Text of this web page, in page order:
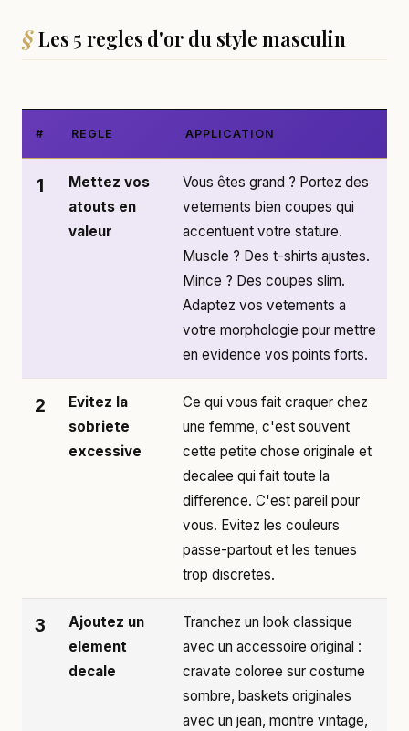
Les 5 regles d'or du style masculin
# REGLE APPLICATION
1
Mettez vos
atouts en
valeur
Vous êtes grand ? Portez des
vetements bien coupes qui
accentuent votre stature.
Muscle ? Des t-shirts ajustes.
Mince ? Des coupes slim.
Adaptez vos vetements a
votre morphologie pour mettre
en evidence vos points forts.
2
Evitez la
sobriete
excessive
Ce qui vous fait craquer chez
une femme, c'est souvent
cette petite chose originale et
decalee qui fait toute la
difference. C'est pareil pour
vous. Evitez les couleurs
passe-partout et les tenues
trop discretes.
3
Ajoutez un
element
decale
Tranchez un look classique
avec un accessoire original :
cravate coloree sur costume
sombre, baskets originales
avec un jean, montre vintage,